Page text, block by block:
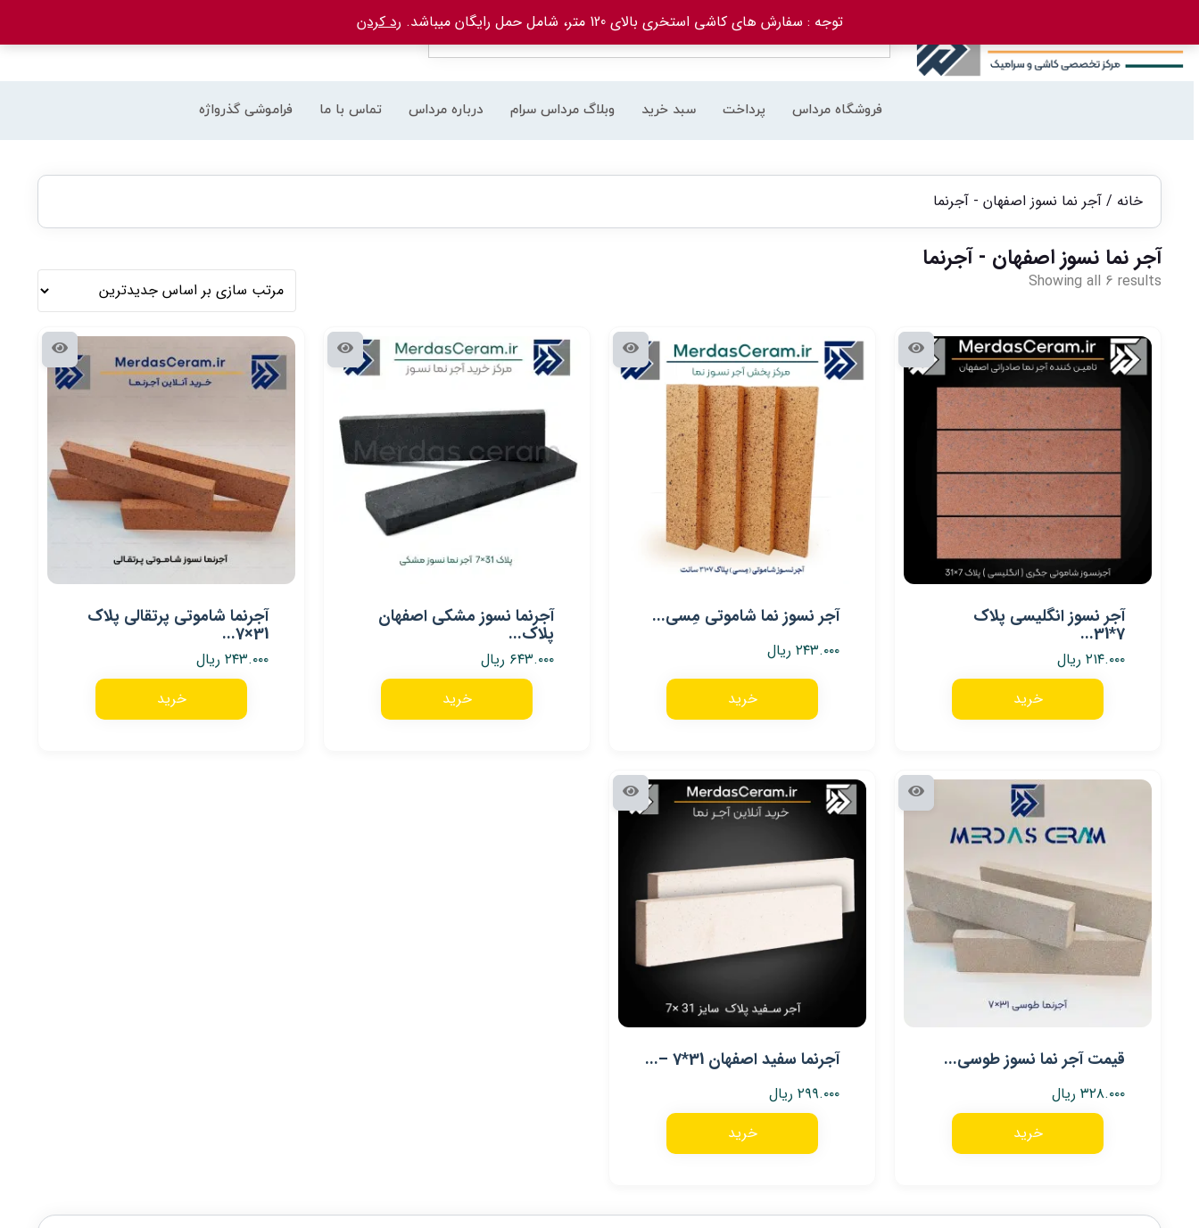
توجه : سفارش های کاشی استخری بالای 120 متر، شامل حمل رایگان میباشد. رد کردن
فروشگاه مرداس پرداخت سبد خرید وبلاگ مرداس سرام درباره مرداس تماس با ما فراموشی گذرواژه
خانه / آجر نما نسوز اصفهان - آجرنما
آجر نما نسوز اصفهان - آجرنما
Showing all 6 results
آجر نسوز انگلیسی پلاک
7*31...
۲۱۴.۰۰۰ ریال
خرید
آجر نسوز نما شاموتی مِسی...
۲۴۳.۰۰۰ ریال
خرید
آجرنما نسوز مشکی اصفهان
پلاک...
۶۴۳.۰۰۰ ریال
خرید
آجرنما شاموتی پرتقالی پلاک
31×7...
۲۴۳.۰۰۰ ریال
خرید
قیمت آجر نما نسوز طوسی...
۳۲۸.۰۰۰ ریال
خرید
آجرنما سفید اصفهان 31*7 –...
۲۹۹.۰۰۰ ریال
خرید